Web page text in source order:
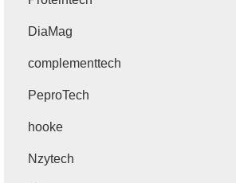
DiaMag
complementtech
PeproTech
hooke
Nzytech